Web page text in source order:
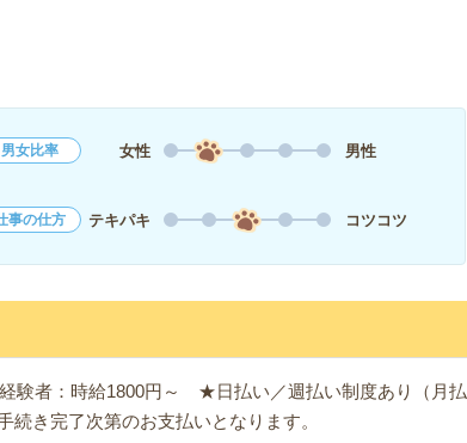
男女比率 女性 男性
事の仕方 テキパキ コツコツ
験者：時給1800円～ ★日払い／週払い制度あり（月払
き完了次第のお支払いとなります。